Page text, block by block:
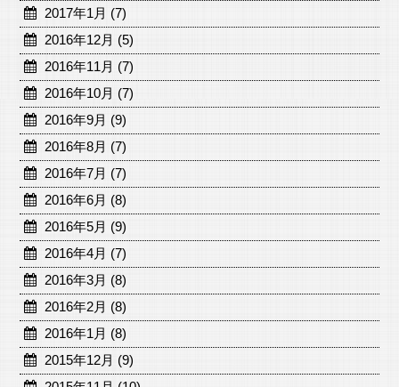
2017年1月 (7)
2016年12月 (5)
2016年11月 (7)
2016年10月 (7)
2016年9月 (9)
2016年8月 (7)
2016年7月 (7)
2016年6月 (8)
2016年5月 (9)
2016年4月 (7)
2016年3月 (8)
2016年2月 (8)
2016年1月 (8)
2015年12月 (9)